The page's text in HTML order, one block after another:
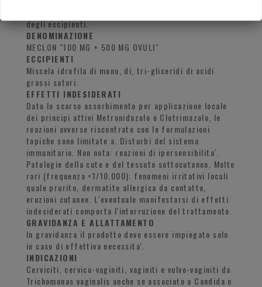
degli eccipienti.
DENOMINAZIONE
MECLON "100 MG + 500 MG OVULI"
ECCIPIENTI
Miscela idrofila di mono, di, tri-gliceridi di acidi
grassi saturi.
EFFETTI INDESIDERATI
Dato lo scarso assorbimento per applicazione locale
dei principi attivi Metronidazolo e Clotrimazolo, le
reazioni avverse riscontrate con le formulazioni
topiche sono limitate a. Disturbi del sistema
immunitario. Non nota: reazioni di ipersensibilita'.
Patologie della cute e del tessuto sottocutaneo. Molto
rari (frequenza <1/10.000): fenomeni irritativi locali
quale prurito, dermatite allergica da contatto,
eruzioni cutanee. L'eventuale manifestarsi di effetti
indesiderati comporta l'interruzione del trattamento.
GRAVIDANZA E ALLATTAMENTO
In gravidanza il prodotto deve essere impiegato solo
in caso di effettiva necessita'.
INDICAZIONI
Cerviciti, cervico-vaginiti, vaginiti e vulvo-vaginiti da
Trichomonas vaginalis anche se associato a Candida o